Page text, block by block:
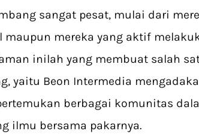
sangat pesat, mulai dari
maupun mereka yang aktif
inilah yang membuat salah
yaitu Beon Intermedia
berbagai komunitas
ilmu bersama pakarnya.